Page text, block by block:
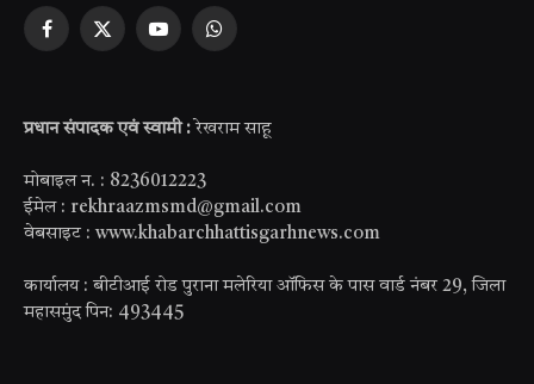
Facebook
X
YouTubeWhatsApp
प्रधान संपादक एवं स्वामी : रेखराम साहू
मोबाइल न. : 8236012223
ईमेल : rekhraazmsmd@gmail.com
वेबसाइट : www.khabarchhattisgarhnews.com
कार्यालय : बीटीआई रोड पुराना मलेरिया ऑफिस के पास वार्ड नंबर 29, जिला
महासमुंद पिन: 493445